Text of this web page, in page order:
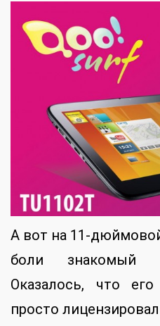
А вот на 11-
боли знакомый
Оказалось, что
просто